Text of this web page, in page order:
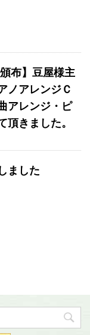
布】豆屋様主
ノアレンジＣ
アレンジ・ピ
頂きました。
ました